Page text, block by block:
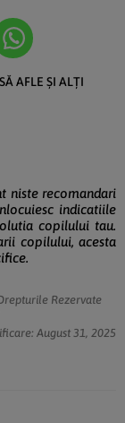
AFLE ȘI ALȚI
niste recomandari
indicatiile
copilului tau.
copilului, acesta
Rezervate
August 31, 2025